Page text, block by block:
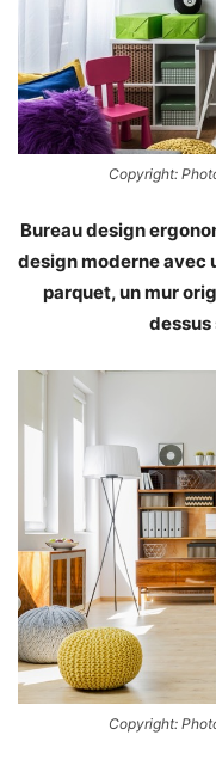
Copyright:
Bureau design
design moderne avec
parquet, un mur
Copyright: